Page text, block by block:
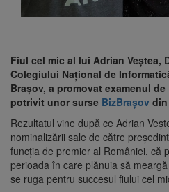
Fiul cel mic al lui Adrian Veștea,
Colegiului Național de
Brașov, a promovat examenul
potrivit unor surse BizBrașov
Rezultatul vine după ce Adrian
nominalizării sale de către
funcția de premier al României, că
perioada în care plănuia să
se ruga pentru succesul fiului cel